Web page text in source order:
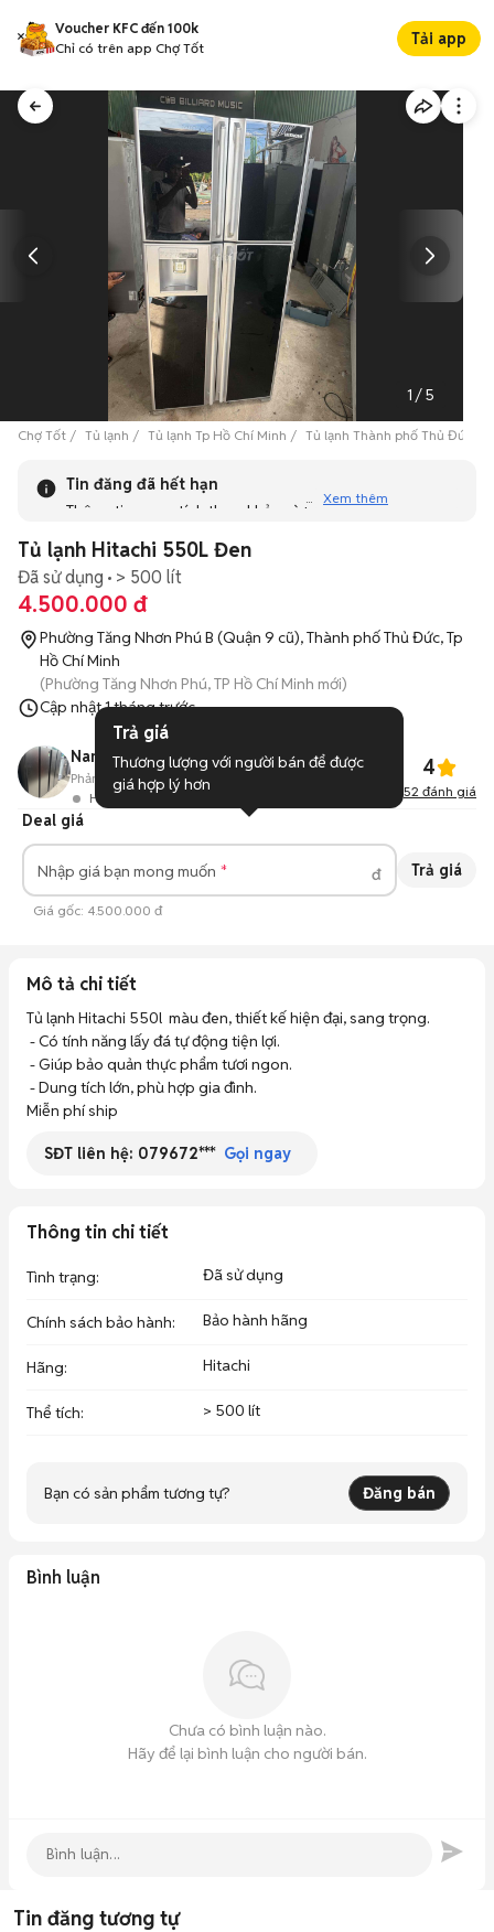
Voucher KFC đến 100k
Chỉ có trên app Chợ Tốt
Tải app
1 /5
Chợ Tốt Tủ lạnh Tủ lạnh Tp Hồ Chí Minh Tủ lạnh Thành phố Thủ Đức
Tin đăng đã hết hạn
Thông tin mang tính tham khảo và bạn không thể liên hệ
tương tự khác dưới đây nhé!
Xem thêm
Tủ lạnh Hitachi 550L Đen
Đã sử dụng > 500 lít
4.500.000 đ
Phường Tăng Nhơn Phú B (Quận 9 cũ), Thành phố Thủ Đức, Tp
Hồ Chí Minh
(Phường Tăng Nhơn Phú, TP Hồ Chí Minh mới)
Cập nhật1 tháng trước
Nam Huỳnh
Hoạt động 2 giờ trước
Phản hồi: 92%811Đã bán 4
52 đánh giá
Deal giá
Nhập giá bạn mong muốn đ Trả giá
Giá gốc: 4.500.000 đ
Mô tả chi tiết
Tủ lạnh Hitachi 550l  màu đen, thiết kế hiện đại, sang trọng.
Miễn phí ship
SĐT liên hệ: 079672*** Gọi ngay
Thông tin chi tiết
Tình trạng: Đã sử dụng
Chính sách bảo hành: Bảo hành hãng
Hãng: Hitachi
Thể tích: > 500 lít
Bạn có sản phẩm tương tự? Đăng bán
Bình luận
Chưa có bình luận nào.
Hãy để lại bình luận cho người bán.
Tin đăng tương tự
Trả giá
Thương lượng với người bán để được
giá hợp lý hơn